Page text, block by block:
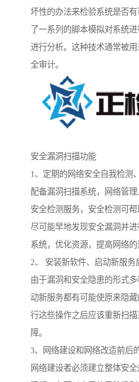
坏性的办法来检验系统是否
了一系列的脚本模拟对系统
进行分析。这种技术通常被
全审计。
安全漏洞扫描功能
1、定期的网络安全自我检测
配备漏洞扫描系统，网络管
安全检测服务，安全检测可帮
尽可能早地发现安全漏洞并
系统，优化资源，提高网络的
2、 安装新软件、启动新服务
由于漏洞和安全隐患的形式
动新服务都有可能使原来隐
行这些操作之后应该重新扫
障。
3、网络建设和网络改造前后
网络建设者必须建立整体安